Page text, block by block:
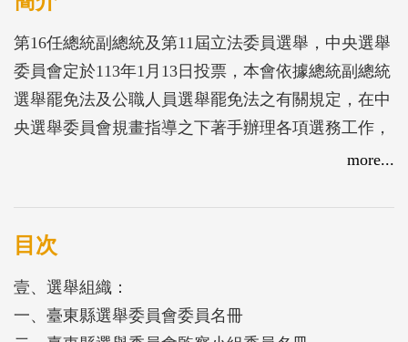
第16任總統副總統及第11屆立法委員選舉，中央選舉
委員會定於113年1月13日投票，本會依據總統副總統
選舉罷免法及公職人員選舉罷免法之有關規定，在中
央選舉委員會規畫指導之下著手辦理各項選務工作，
為使選務經驗有所傳承及檢討改進，並提供各機關、
舉各項選務過程資料，予以歸納整理，編輯選務實
錄。
的態度，按部就班的去執行選務工作，終在公正、和
諧中，順利圓滿完成任務，惟選務工作，千頭萬緒，
more...
目次
壹、選舉組織：
一、臺東縣選舉委員會委員名冊